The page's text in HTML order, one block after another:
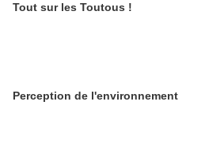
Tout sur les Toutous !
Perception de l'environnement